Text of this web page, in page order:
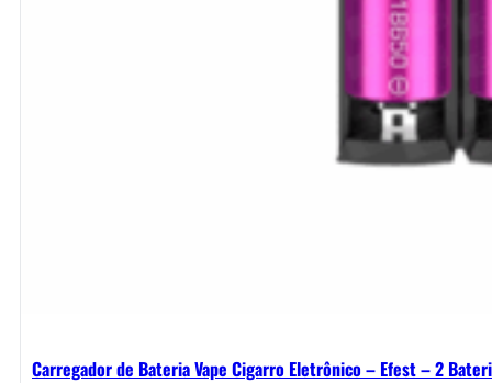
Carregador de Bateria Vape Cigarro Eletrônico – Efest – 2